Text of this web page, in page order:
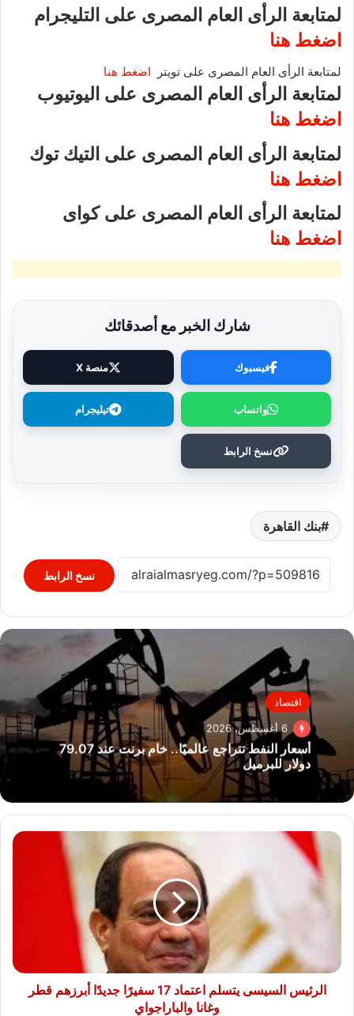
لمتابعة الرأى العام المصرى على التليجرام
اضغط هنا
لمتابعة الرأى العام المصرى على تويتر اضغط هنا
لمتابعة الرأى العام المصرى على اليوتيوب
اضغط هنا
لمتابعة الرأى العام المصرى على التيك توك
اضغط هنا
لمتابعة الرأى العام المصرى على كواى
اضغط هنا
شارك الخبر مع أصدقائك
فيسبوك منصة X
واتساب تيليجرام
نسخ الرابط
بنك القاهرة
نسخ الرابط
اقتصاد
6 أغسطس، 2026
أسعار النفط تتراجع عالميًا.. خام برنت عند 79.07
دولار للبرميل
الرئيس
السيسى
يتسلم
اعتماد
قطر
وغانا
الرئيس السيسى يتسلم اعتماد 17 سفيرًا جديدًا أبرزهم قطر
وغانا والباراجواي